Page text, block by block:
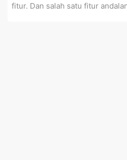
fitur. Dan salah satu fitur